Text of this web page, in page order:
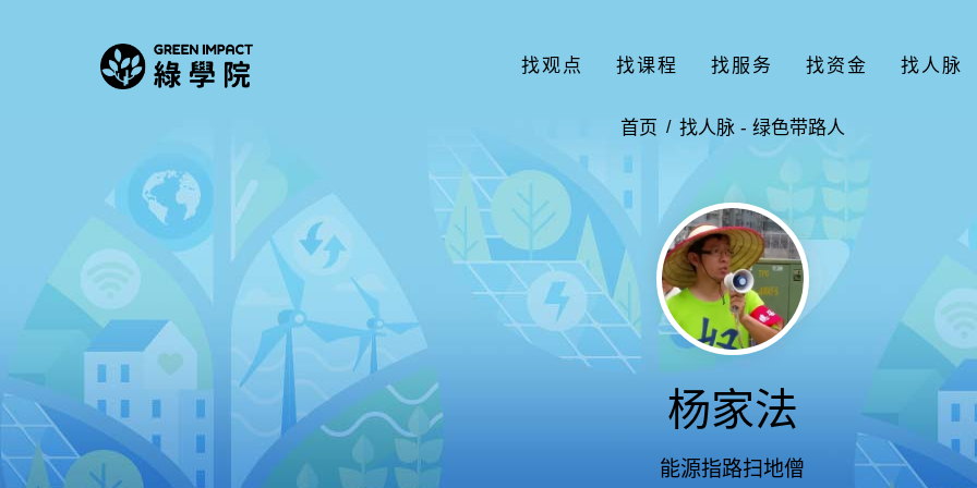
找观点 找课程 找服务 找资金 找人脉
首页 找人脉 - 绿色带路人
杨家法
能源指路扫地僧